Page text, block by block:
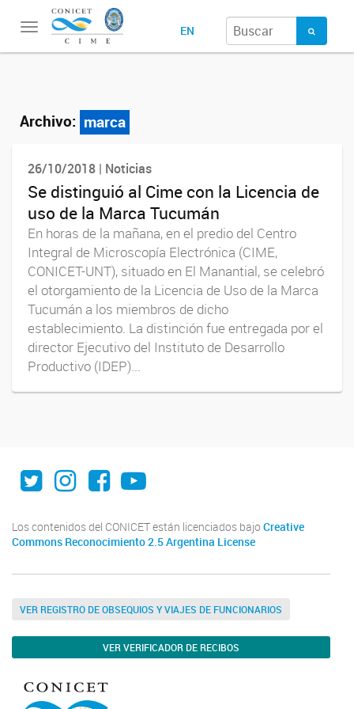
Toggle
navigation
EN
Archivo: marca
26/10/2018 | Noticias
Se distinguió al Cime con la Licencia de
uso de la Marca Tucumán
En horas de la mañana, en el predio del Centro
Integral de Microscopía Electrónica (CIME,
CONICET-UNT), situado en El Manantial, se celebró
el otorgamiento de la Licencia de Uso de la Marca
Tucumán a los miembros de dicho
establecimiento. La distinción fue entregada por el
director Ejecutivo del Instituto de Desarrollo
Productivo (IDEP)...
Twitter
Instagram
Facebook
Youtube
Los contenidos del CONICET están licenciados bajo Creative
Commons Reconocimiento 2.5 Argentina License
VER REGISTRO DE OBSEQUIOS Y VIAJES DE FUNCIONARIOS
VER VERIFICADOR DE RECIBOS